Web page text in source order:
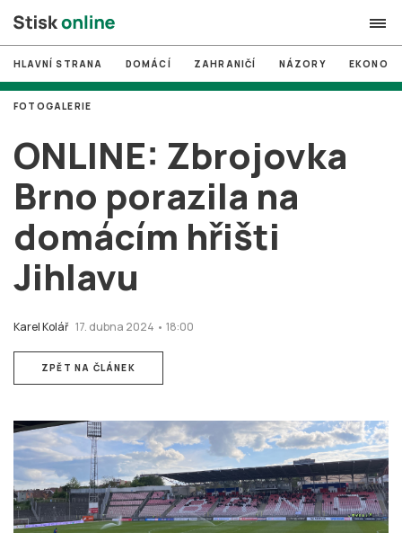
search
# MUNI
# Brno
# volby
login PŘIHLÁSIT SE
Zapomněli jste heslo?
HLAVNÍ STRANA DOMÁCÍ ZAHRANIČÍ NÁZORY
ONLINE: Zbrojovka
Brno porazila na
domácím hřišti
Jihlavu
Karel Kolář 17. dubna 2024 • 18:00
FOTOGALERIE
ZPĚT NA ČLÁNEK